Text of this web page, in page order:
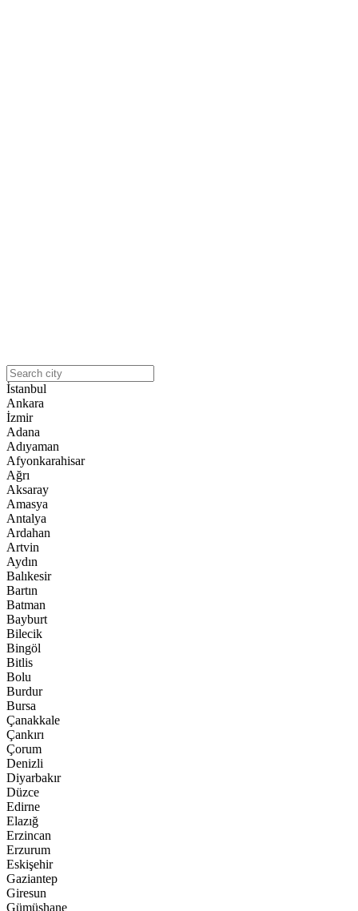
İstanbul
Ankara
İzmir
Adana
Adıyaman
Afyonkarahisar
Ağrı
Aksaray
Amasya
Antalya
Ardahan
Artvin
Aydın
Balıkesir
Bartın
Batman
Bayburt
Bilecik
Bingöl
Bitlis
Bolu
Burdur
Bursa
Çanakkale
Çankırı
Çorum
Denizli
Diyarbakır
Düzce
Edirne
Elazığ
Erzincan
Erzurum
Eskişehir
Gaziantep
Giresun
Gümüşhane